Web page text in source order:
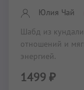
Юлия Чай
Шабд из
отношений и
энергией.
1499 ₽